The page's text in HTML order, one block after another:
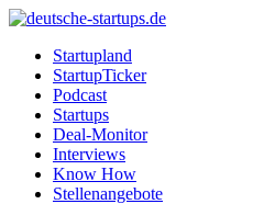
Startupland
StartupTicker
Podcast
Startups
Deal-Monitor
Interviews
Know How
Stellenangebote